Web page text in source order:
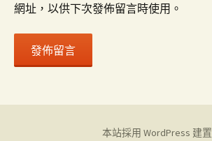
網址，以供下次發佈留言時使用。
本站採用 WordPress 建置